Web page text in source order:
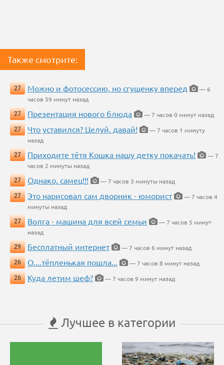
Также смотрите:
27 Можно и фотосессию, но сгущенку вперед
— 6
часов 59 минут назад
27
Презентация нового блюда
— 7 часов 0 минут назад
27
Что уставился? Целуй, давай!
— 7 часов 1 минуту
назад
27
Приходите тётя Кошка нашу детку покачать!
— 7
часов 2 минуты назад
27
Однако, самец!!!
— 7 часов 3 минуты назад
27
Это нарисовал сам дворник - юморист
— 7 часов 4
минуты назад
27
Волга - машина для всей семьи
— 7 часов 5 минут
назад
29
Бесплатный интернет
— 7 часов 6 минут назад
26
О....тёпленькая пошла...
— 7 часов 8 минут назад
26
Куда летим шеф? — 7 часов 9 минут назад
Лучшее в категории